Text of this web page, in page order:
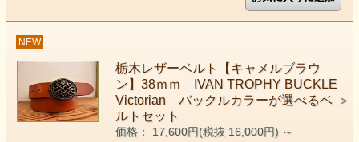
NEW
栃木レザーベルト【キャメルブラウ
ン】38ｍｍ IVAN TROPHY BUCKLE
Victorian バックルカラーが選べるベ
ルトセット
価格： 17,600円(税抜 16,000円) ～